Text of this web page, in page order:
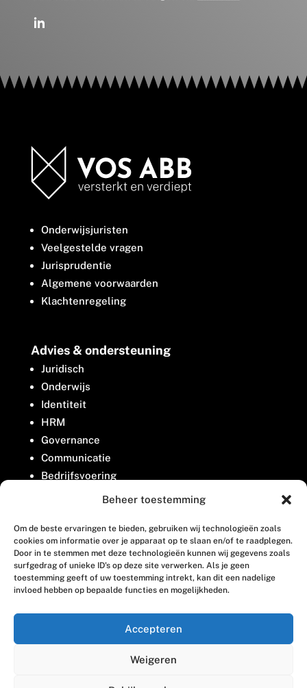
Beheer toestemming
Om de beste ervaringen te bieden, gebruiken wij technologieën zoals
cookies om informatie over je apparaat op te slaan en/of te raadplegen.
Door in te stemmen met deze technologieën kunnen wij gegevens zoals
surfgedrag of unieke ID's op deze site verwerken. Als je geen
toestemming geeft of uw toestemming intrekt, kan dit een nadelige
invloed hebben op bepaalde functies en mogelijkheden.
Accepteren
Weigeren
Onderwijsjuristen
Veelgestelde vragen
Jurisprudentie
Algemene voorwaarden
Klachtenregeling
Advies & ondersteuning
Juridisch
Onderwijs
Identiteit
HRM
Governance
Communicatie
Bedrijfsvoering
Belangenbehartiging
Contact
Houttuinlaan 8
3447 GM Woerden